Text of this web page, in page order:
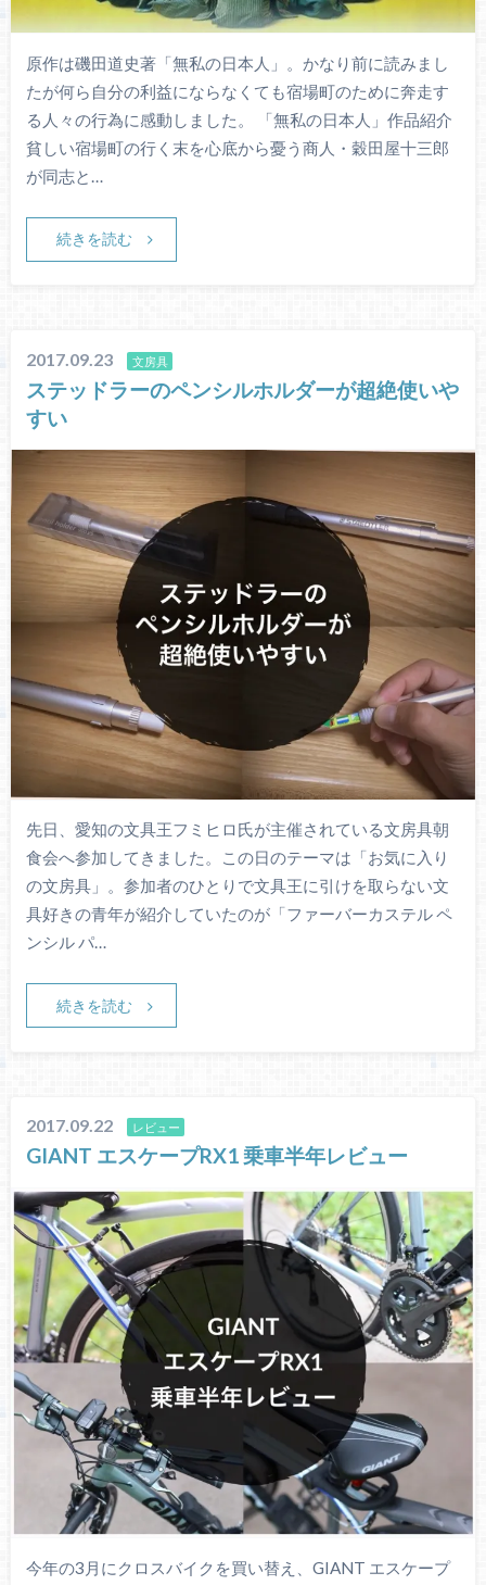
原作は磯田道史著「無私の日本人」。かなり前に読みまし
たが何ら自分の利益にならなくても宿場町のために奔走す
る人々の行為に感動しました。 「無私の日本人」作品紹介
貧しい宿場町の行く末を心底から憂う商人・穀田屋十三郎
が同志と…
続きを読む
2017.09.23 文房具
ステッドラーのペンシルホルダーが超絶使いや
すい
先日、愛知の文具王フミヒロ氏が主催されている文房具朝
食会へ参加してきました。この日のテーマは「お気に入り
の文房具」。参加者のひとりで文具王に引けを取らない文
具好きの青年が紹介していたのが「ファーバーカステル ペ
ンシル パ…
続きを読む
2017.09.22 レビュー
GIANT エスケープRX1 乗車半年レビュー
今年の3月にクロスバイクを買い替え、GIANT エスケープ